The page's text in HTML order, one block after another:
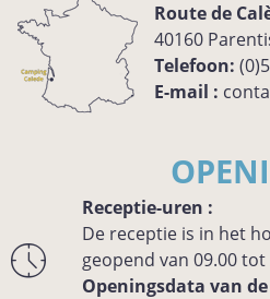
Route de
40160
Telefoon:
E-mail :
Receptie-uren :
De receptie is in het
geopend van 09.00 tot
Openingsdata van